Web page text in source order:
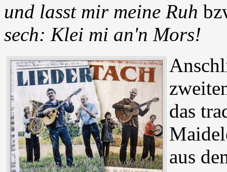
und lasst mir meine Ruh
sech: Klei mi an'n Mors!
das
aus